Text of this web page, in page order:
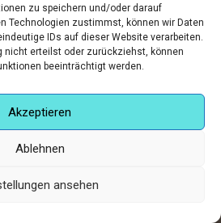
zu speichern und/oder darauf
Technologien zustimmst, können wir Daten
IDs auf dieser Website verarbeiten.
nicht erteilst oder zurückziehst, können
beeinträchtigt werden.
Akzeptieren
Ablehnen
ansehen